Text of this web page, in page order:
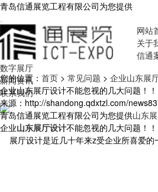
青岛信通展览工程有限公司为您提供
网站
关于
信通
数字展厅
新闻资讯
联系我们
您的位置： 首页 > 常见问题 > 企业山东展
企业山东展厅设计不能忽视的几大问题！！
来源：http://shandong.qdxtzl.com/
青岛信通展览工程有限公司为您提供山东
企业山东展厅设计不能忽视的几大问题！！
展厅设计是近几十年来z受企业所喜爱的